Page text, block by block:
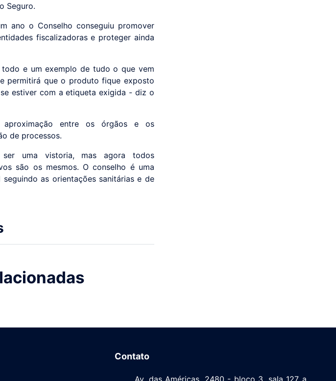
Seguro.
ano o Conselho conseguiu promover
fiscalizadoras e proteger ainda
e um exemplo de tudo o que vem
permitirá que o produto fique exposto
estiver com a etiqueta exigida - diz o
entre os órgãos e os
de processos.
uma vistoria, mas agora todos
são os mesmos. O conselho é uma
as orientações sanitárias e de
Contato